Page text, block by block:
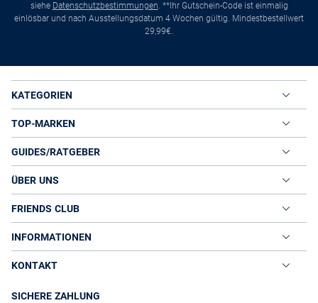
siehe Datenschutzbestimmungen. **Ihr Gutschein-Code ist einmalig
einlösbar und nach Ausstellungsdatum 4 Wochen gültig. Mindestbestellwert
29,99€.
KATEGORIEN
TOP-MARKEN
GUIDES/RATGEBER
ÜBER UNS
FRIENDS CLUB
INFORMATIONEN
KONTAKT
SICHERE ZAHLUNG